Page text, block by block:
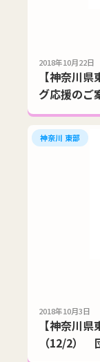
2018年10月22日
【神奈川
グ応援のご
神奈川 東部
2018年10月3日
【神奈川
（12/2）